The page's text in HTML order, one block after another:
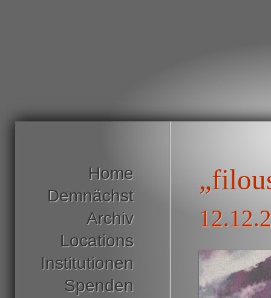
Home
Demnächst
Archiv
Locations
Institutionen
Spenden